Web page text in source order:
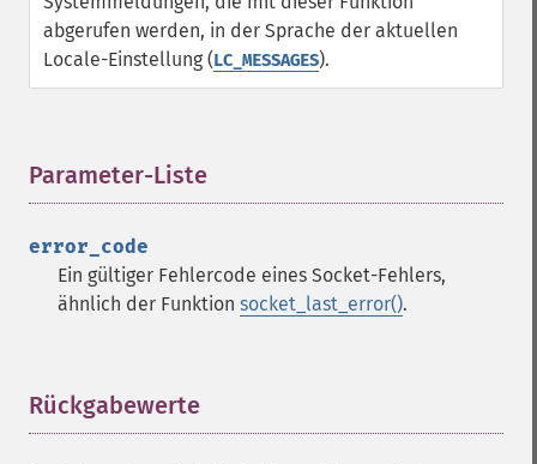
abgerufen werden, in der Sprache der aktuellen
Locale-Einstellung (LC_MESSAGES).
Parameter-Liste
error_code
Ein gültiger Fehlercode eines Socket-Fehlers,
ähnlich der Funktion socket_last_error().
Rückgabewerte